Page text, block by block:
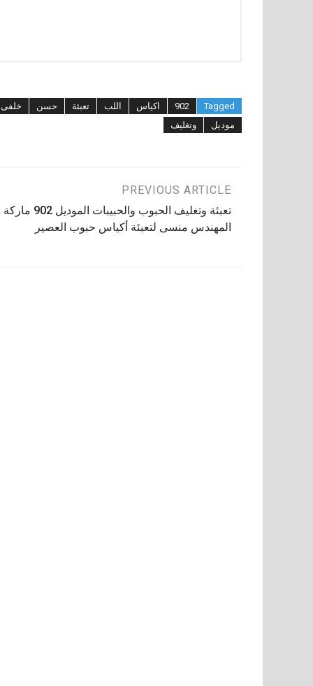
Tagged
902 اكياس اللب تعبئة حسن خلفى
موديل
وتغليف
تصفّح
المقالات
PREVIOUS ARTICLE
تعبئة وتغليف الحبوب والحبيبات الموديل 902 ماركة
المهندس منسى لتعبئة أكياس حبوب العصير